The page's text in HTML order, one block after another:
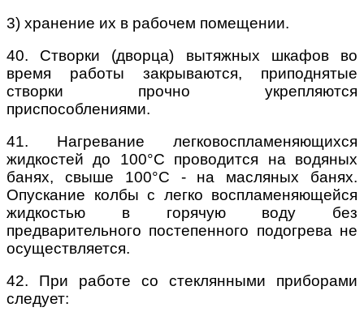
3) хранение их в рабочем помещении.
40. Створки (дворца) вытяжных шкафов во
время работы закрываются, приподнятые
створки прочно укрепляются
приспособлениями.
41. Нагревание легковоспламеняющихся
жидкостей до 100°С проводится на водяных
банях, свыше 100°С - на масляных банях.
Опускание колбы с легко воспламеняющейся
жидкостью в горячую воду без
предварительного постепенного подогрева не
осуществляется.
42. При работе со стеклянными приборами
следует: